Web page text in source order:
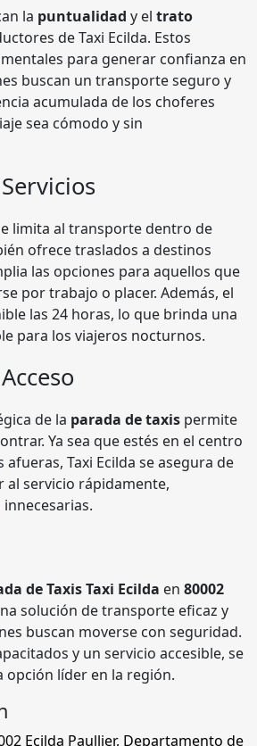
la puntualidad y el trato
de Taxi Ecilda. Estos
para generar confianza en
buscan un transporte seguro y
acumulada de los choferes
sea cómodo y sin
limita al transporte dentro de
ofrece traslados a destinos
las opciones para aquellos que
por trabajo o placer. Además, el
las 24 horas, lo que brinda una
para los viajeros nocturnos.
de la parada de taxis permite
Ya sea que estés en el centro
afueras, Taxi Ecilda se asegura de
al servicio rápidamente,
de Taxis Taxi Ecilda en 80002
solución de transporte eficaz y
buscan moverse con seguridad.
y un servicio accesible, se
opción líder en la región.
Ecilda Paullier, Departamento de